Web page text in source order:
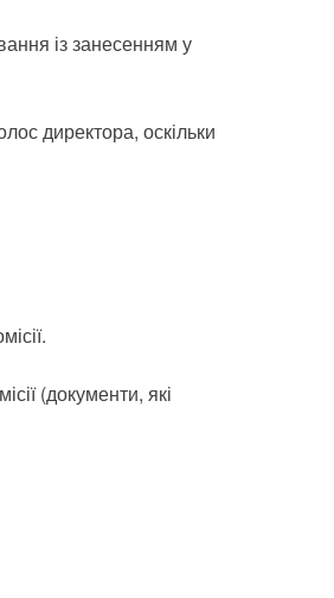
із занесенням у
директора, оскільки
(документи, які